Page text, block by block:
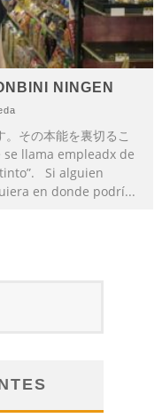
NINGEN
。その本能を裏切るこ
se llama empleadx de
Si alguien
en donde podrí...